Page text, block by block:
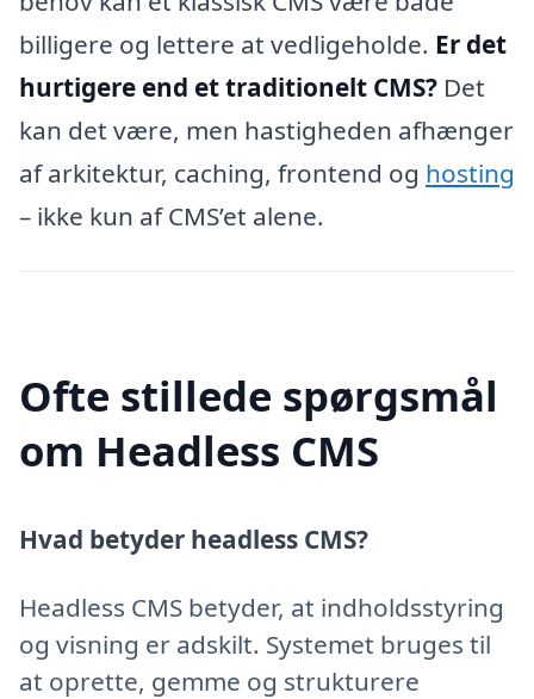
billigere og lettere at vedligeholde. Er det
hurtigere end et traditionelt CMS? Det
kan det være, men hastigheden afhænger
af arkitektur, caching, frontend og hosting
– ikke kun af CMS’et alene.
Ofte stillede spørgsmål
om Headless CMS
Hvad betyder headless CMS?
Headless CMS betyder, at indholdsstyring
og visning er adskilt. Systemet bruges til
at oprette, gemme og strukturere